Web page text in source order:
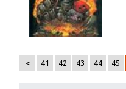
< 41 42 43 44 45